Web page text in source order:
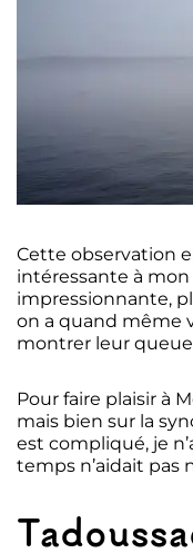
Cette observation
intéressante à
impressionnante,
on a quand même
montrer leur
Pour faire plaisir à
mais bien sur la
est compliqué, je
temps n’aidait pas